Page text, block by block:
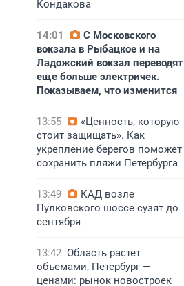
Кондакова
14:01
С Московского
вокзала в Рыбацкое и на
Ладожский вокзал переводят
еще больше электричек.
Показываем, что изменится
13:55
«Ценность, которую
стоит защищать». Как
укрепление берегов поможет
сохранить пляжи Петербурга
13:49
КАД возле
Пулковского шоссе сузят до
сентября
13:42 Область растет
объемами, Петербург —
ценами: рынок новостроек